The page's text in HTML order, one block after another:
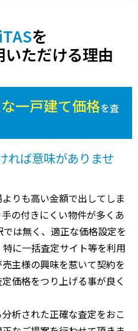
を
ただける理由
一戸建て価格を査
れば意味がありませ
りも高い金額で出してしま
の付きにくい物件が多くあ
は無く、適正な価格設定を
に一括査定サイト等を利用
主様の興味を惹いて契約を
価格をつり上げる事が良く
析された正確な査定をおこ